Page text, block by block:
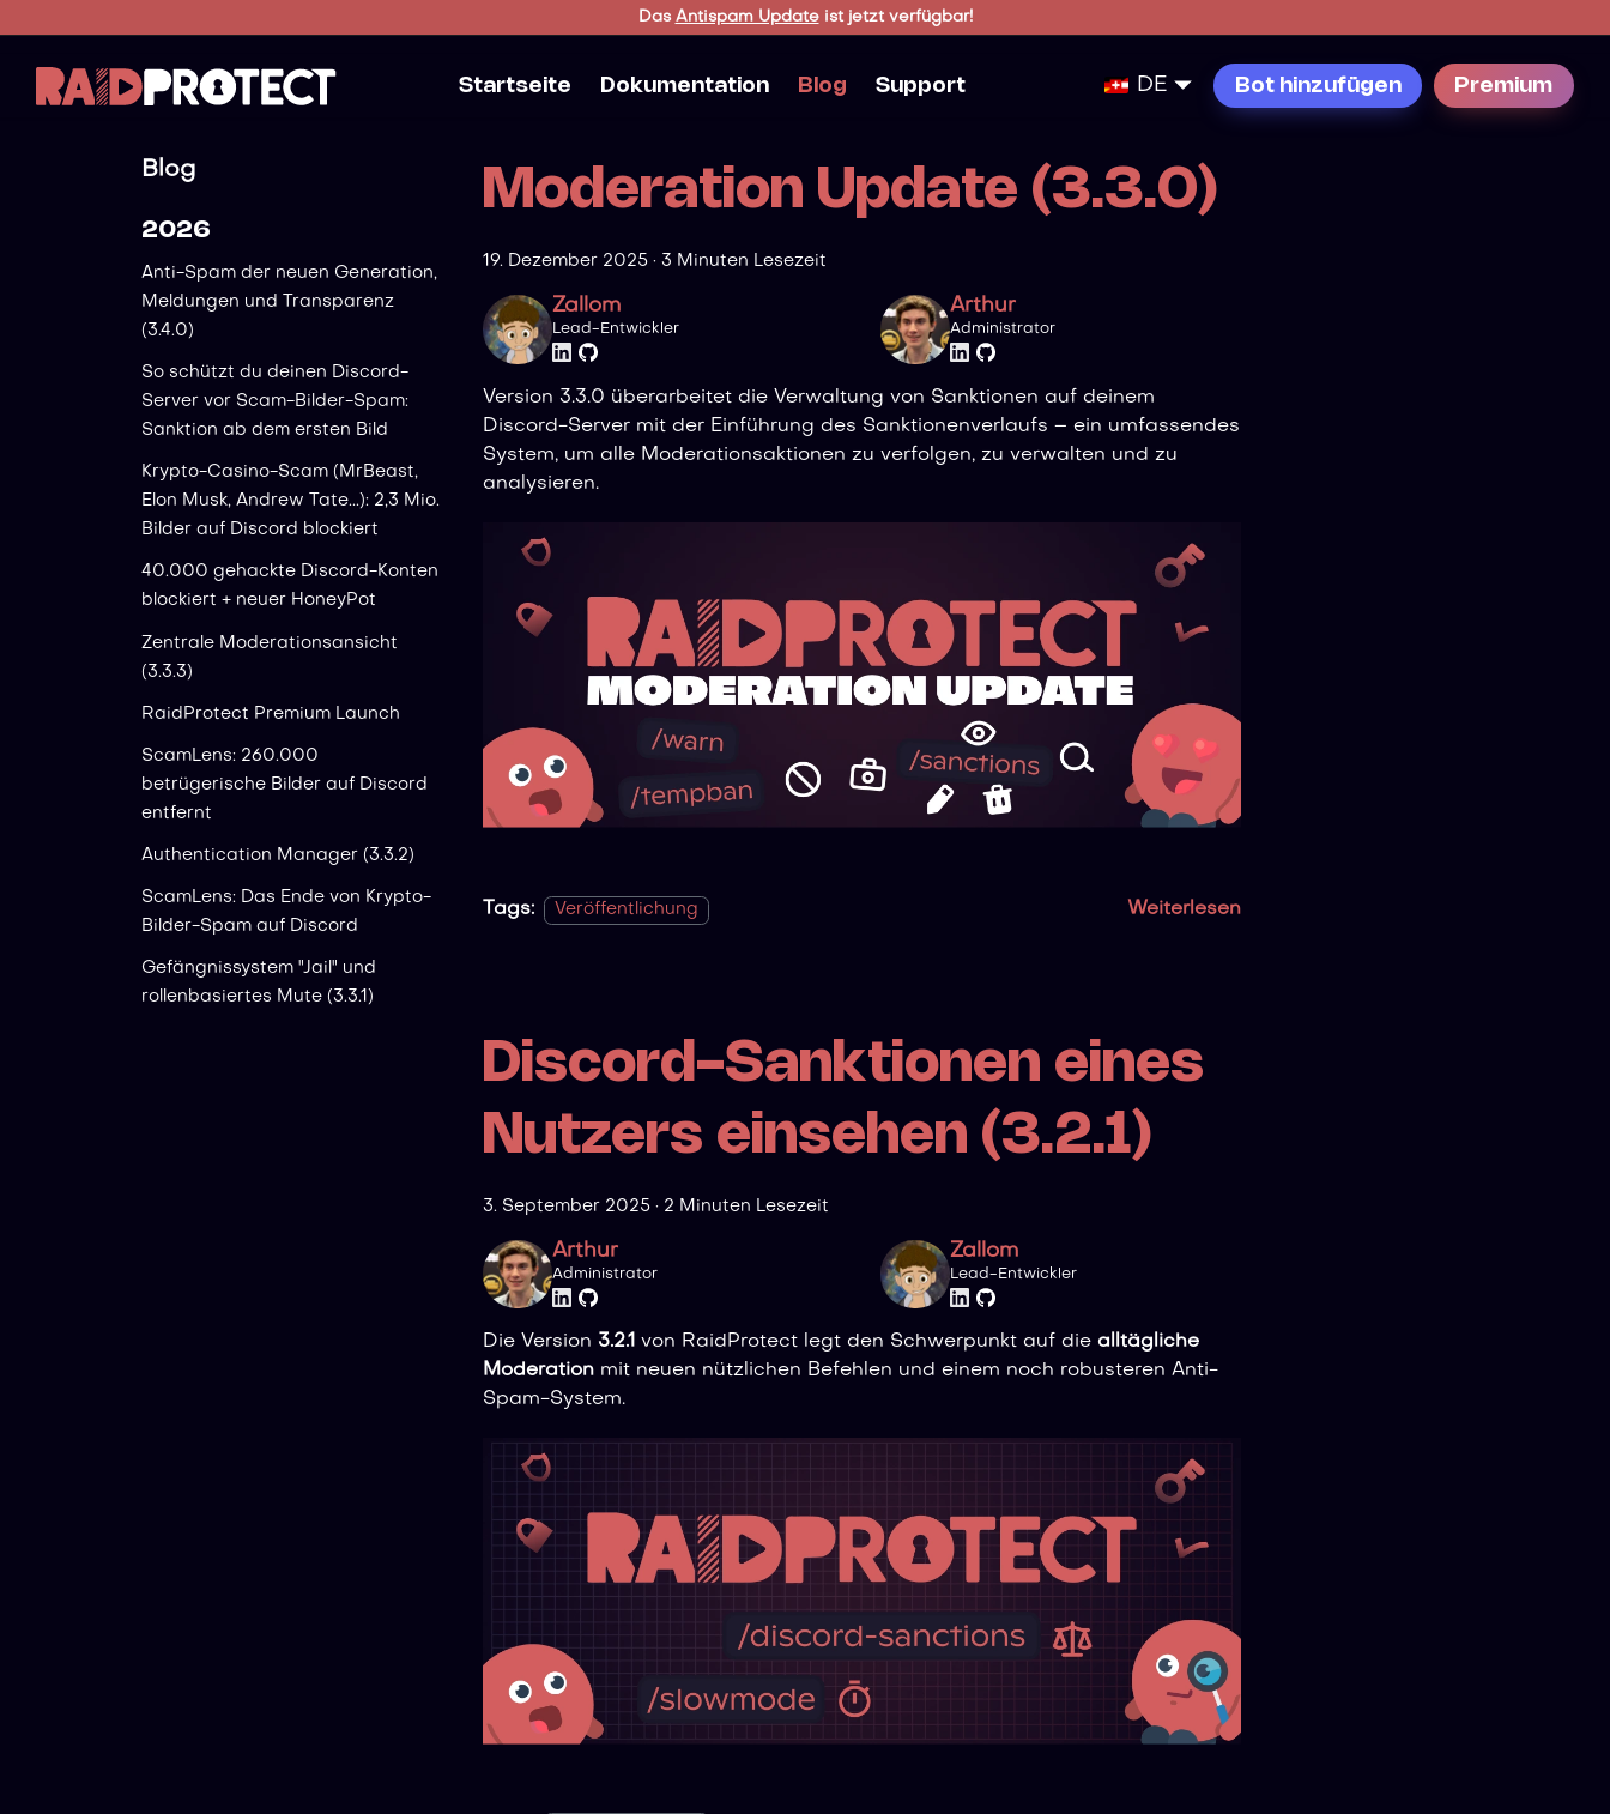
Das Antispam Updateist jetzt verfügbar!
Startseite Dokumentation Blog Support DE Bot hinzufügen Premium
Blog
2026
Anti-Spam der neuen Generation,
Meldungen und Transparenz
(3.4.0)
So schützt du deinen Discord-
Server vor Scam-Bilder-Spam:
Sanktion ab dem ersten Bild
Krypto-Casino-Scam (MrBeast,
Elon Musk, Andrew Tate...): 2,3 Mio.
Bilder auf Discord blockiert
40.000 gehackte Discord-Konten
blockiert + neuer HoneyPot
Zentrale Moderationsansicht
(3.3.3)
RaidProtect Premium Launch
ScamLens: 260.000
betrügerische Bilder auf Discord
entfernt
Authentication Manager (3.3.2)
ScamLens: Das Ende von Krypto-
Bilder-Spam auf Discord
Gefängnissystem "Jail" und
rollenbasiertes Mute (3.3.1)
Moderation Update (3.3.0)
19. Dezember 2025 · 3 Minuten Lesezeit
Zallom
Lead-Entwickler
Arthur
Administrator
Version 3.3.0 überarbeitet die Verwaltung von Sanktionen auf deinem
Discord-Server mit der Einführung des Sanktionenverlaufs – ein umfassendes
System, um alle Moderationsaktionen zu verfolgen, zu verwalten und zu
analysieren.
Tags: Veröffentlichung Weiterlesen
Discord-Sanktionen eines
Nutzers einsehen (3.2.1)
3. September 2025 · 2 Minuten Lesezeit
Arthur
Administrator
Zallom
Lead-Entwickler
Die Version 3.2.1 von RaidProtect legt den Schwerpunkt auf die alltägliche
Moderation mit neuen nützlichen Befehlen und einem noch robusteren Anti-
Spam-System.